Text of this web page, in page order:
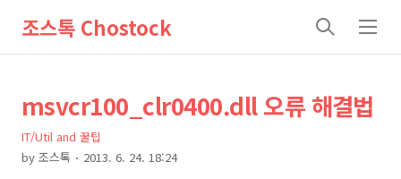
조스톡 Chostock
검
메
상
세
컨
본
문
제
목
msvcr100_clr0400.dll 오류 해결법
IT/Util and 꿀팁
by 조스톡 2013. 6. 24. 18:24